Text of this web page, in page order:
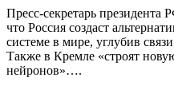
Пресс-секретарь
что Россия создаст
системе в мире, углубив
Также в Кремле «строят
нейронов»….